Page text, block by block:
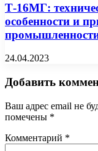
Т-16МГ:
особенности и
24.04.2023
Добавить
Ваш адрес email не
помечены *
Комментарий *